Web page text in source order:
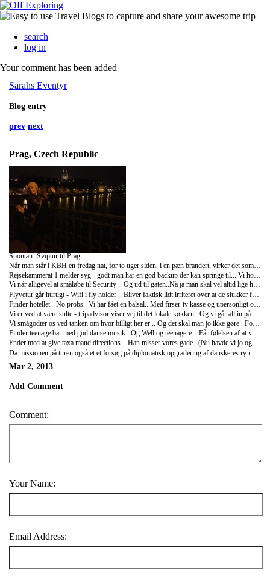
search
log in
Your comment has been added
Sarahs Eventyr
Blog entry
prev next
Prag, Czech Republic
Spontan- Sviptur til Prag..
Når man står i KBH en fredag nat, for to uger siden, i en pæn brandert, virker det som en kanon ide at booke to hurtige flybilletter til Prag.. Sådan lidt spontant og uovervejet.. Og heldigvis viser det sig også at være en rigtig god ide i ædru tilstand... Når først tømmermændene har lagt sig (og man har rodet sig ud af alle de pænt velovervejede planer man faktisk havde, et par møder der blev ombooket og et "pyt" til at økonomien nok havde haft bedst af at blive i KBH på havregryn og gratis frisk-luft aktiviteter)
Rejsekammerat 1 melder syg - godt man har en god backup der kan springe til... Vi holder det spontane tema for turen.. Vi når lufthavnen - goooood tid, starbucks og en smøg .. Sådan skal en ferie starte!
Vi når alligevel at småløbe til Security .. Og ud til gaten..Nå ja man skal vel altid lige have pulsen op og lidt sved ned af nakken at hygge sig med når man endelig når ombord. Faktisk husker jeg ikke en eneste gang hvor jeg har sat mig i et fly uden denne lettede følelse "yes vi nåede det.. På et hængende".. Måske savner jeg bare spænding i hverdagen siden jeg skal presse den dertil!?
Vi er ved at være sulte - tripadvisor viser vej til det lokale køkken.. Og vi går all in på forretter, hovedretter og hele 3 desserter.. Forsøger at finde en fl vin der koster mere end 100 kr, og som måske også har lidt format.. Det lykkes ..ikke helt, men den var fin.. Billig og virkede! Samlet regning 320 kr.. Inkl store øl..
Vi smågodter os ved tanken om hvor billigt her er .. Og det skal man jo ikke gøre.. For så rammer karma.. Den bider en i r*ven.. Vi bliver taget godt og grundigt selvsamme sted af kvindelig taxachauffør der charger 100 kr for en 7 min tur rundt om hjørnet .. Så kan vi lære det! :)
Finder teenage bar med god danse musik:. Og Well og teenagere .. Får følelsen af at være nogens mor der står i hjørnet og holder øje fra hjørnet .. Både lidt nederen.. Men sjovt at genleve sin egen ungdomsdisko tid der udspiller sig som et gratis teaterstykke for øjnene af en.. Øjne der måske også sejler lidt af billig vodka og Redbull.. Jeg ER jo nogens mor .. Men heldigvis ikke nødt til at være rollemodel her, hvilket også havde været ynkeligt.. Faktisk!
Ender med at give taxa mand directions .. Han misser vores gade.. (Nu havde vi jo også været der i omkring 5 timer, og måtte kende byen .. Right!) thank god for god stedsans!
Mar 2, 2013
Add Comment
Comment:
Your Name:
Email Address: